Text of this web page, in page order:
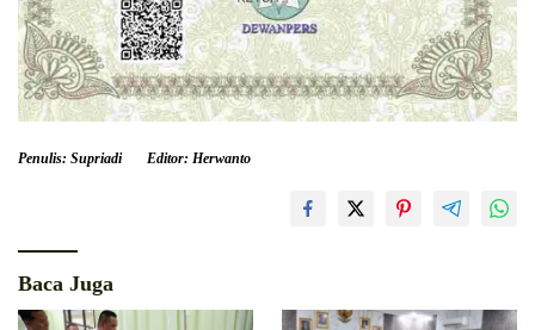
Penulis: Supriadi Editor: Herwanto
Baca Juga